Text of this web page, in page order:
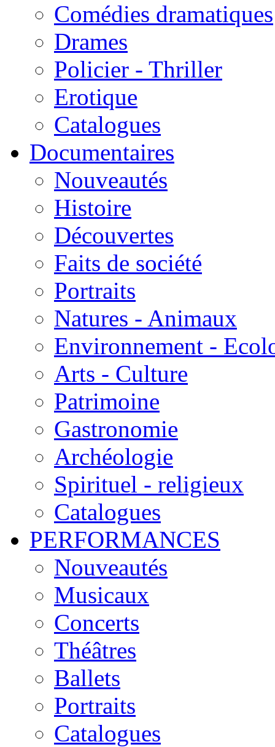
Comédies dramatiques
Drames
Policier - Thriller
Erotique
Catalogues
Documentaires
Nouveautés
Histoire
Découvertes
Faits de société
Portraits
Natures - Animaux
Environnement -
Arts - Culture
Patrimoine
Gastronomie
Archéologie
Spirituel - religieux
Catalogues
PERFORMANCES
Nouveautés
Musicaux
Concerts
Théâtres
Ballets
Portraits
Catalogues